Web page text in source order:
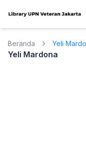
Beranda Yeli
Yeli Mardona